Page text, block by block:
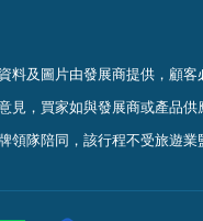
料及圖片由發展商提供，顧
，買家如與發展商或產品供
隊陪同，該行程不受旅遊